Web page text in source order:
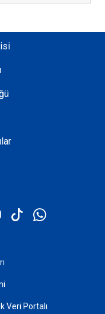
Veri Portalı